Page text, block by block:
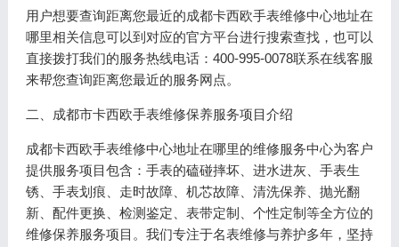
用户想要查询距离您最近的成都卡西欧手表维修中心地址在
哪里相关信息可以到对应的官方平台进行搜索查找，也可以
直接拨打我们的服务热线电话：400-995-0078联系在线客服
来帮您查询距离您最近的服务网点。
二、成都市卡西欧手表维修保养服务项目介绍
成都卡西欧手表维修中心地址在哪里的维修服务中心为客户
提供服务项目包含：手表的磕碰摔坏、进水进灰、手表生
锈、手表划痕、走时故障、机芯故障、清洗保养、抛光翻
新、配件更换、检测鉴定、表带定制、个性定制等全方位的
维修保养服务项目。我们专注于名表维修与养护多年，坚持